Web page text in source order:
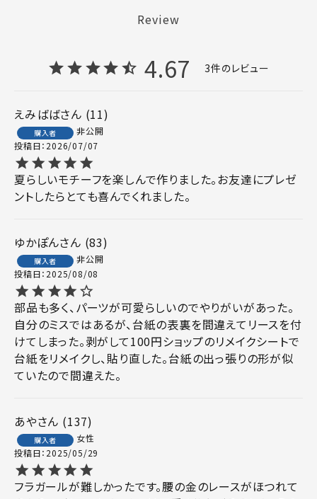
Review
4.67 3
えみばば 11
購入者
非公開
投稿日 2026/07/07
夏らしいモチーフを楽しんで作りました。お友達にプレゼ
ントしたらとても喜んでくれました。
ゆかぽん 83
購入者
非公開
投稿日 2025/08/08
部品も多く、パーツが可愛らしいのでやりがいがあった。
自分のミスではあるが、台紙の表裏を間違えてリースを付
けてしまった。剥がして100円ショップのリメイクシートで
台紙をリメイクし、貼り直した。台紙の出っ張りの形が似
ていたので間違えた。
あや 137
購入者
女性
投稿日 2025/05/29
フラガールが難しかったです。腰の金のレースがほつれて